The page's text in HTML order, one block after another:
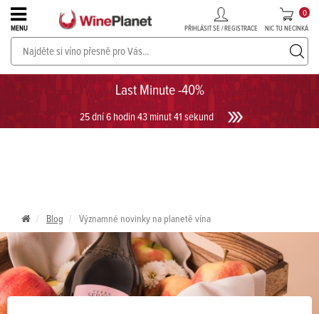
Last Minute -40%
25 dní 6 hodin 43 minut 40 sekund
MENU PŘIHLÁSIT SE / REGISTRACE NIC TU NECINKÁ
0
PROSECCO v akci až do -30%!UKÁZAT PROSECCO
Blog Významné novinky na planetě vína